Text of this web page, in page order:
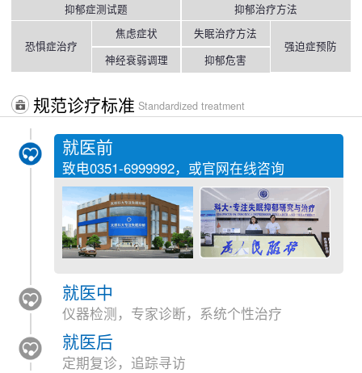
抑郁症测试题 抑郁治疗方法
恐惧症治疗
焦虑症状
神经衰弱调理
失眠治疗方法
抑郁危害
强迫症预防
规范诊疗标准 Standardized treatment
就医前
致电0351-6999992，或官网在线咨询
就医中
仪器检测，专家诊断，系统个性治疗
就医后
定期复诊，追踪寻访